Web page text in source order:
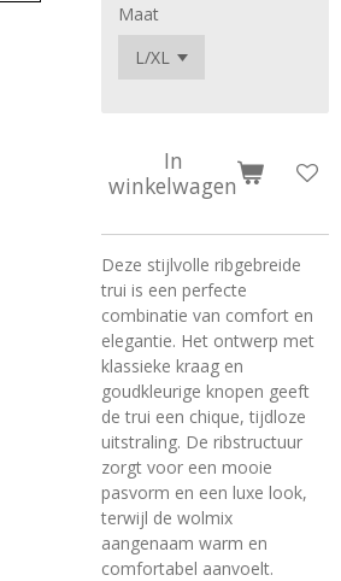
Maat
In
winkelwagen
Deze stijlvolle ribgebreide
trui is een perfecte
combinatie van comfort en
elegantie. Het ontwerp met
klassieke kraag en
goudkleurige knopen geeft
de trui een chique, tijdloze
uitstraling. De ribstructuur
zorgt voor een mooie
pasvorm en een luxe look,
terwijl de wolmix
aangenaam warm en
comfortabel aanvoelt.